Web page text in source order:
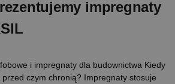
impregnaty
i impregnaty dla budownictwa Kiedy
czym chronią? Impregnaty stosuje